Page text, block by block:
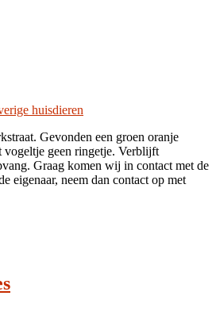
huisdieren
Gevonden een groen oranje
vogeltje geen ringetje. Verblijft
Graag komen wij in contact met de
eigenaar, neem dan contact op met